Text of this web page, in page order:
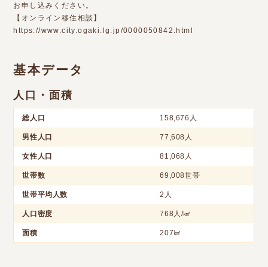
お申し込みください。
【オンライン移住相談】
https://www.city.ogaki.lg.jp/0000050842.html
基本データ
人口・面積
総人口 158,676人
男性人口 77,608人
女性人口 81,068人
世帯数 69,008世帯
世帯平均人数 2人
人口密度 768人/㎢
面積 207㎢